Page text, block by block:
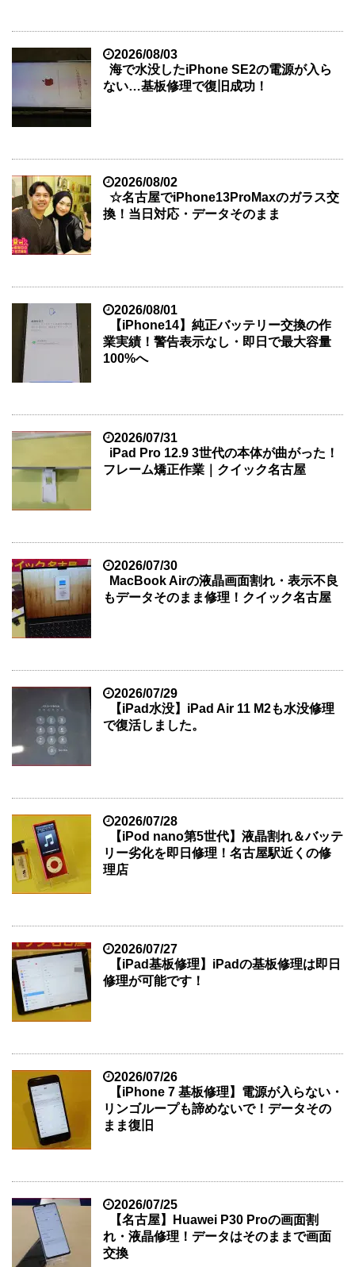
2026/08/03
海で水没したiPhone SE2の電源が入ら
ない…基板修理で復旧成功！
2026/08/02
☆名古屋でiPhone13ProMaxのガラス交
換！当日対応・データそのまま
2026/08/01
【iPhone14】純正バッテリー交換の作
業実績！警告表示なし・即日で最大容量
100%へ
2026/07/31
iPad Pro 12.9 3世代の本体が曲がった！
フレーム矯正作業｜クイック名古屋
2026/07/30
MacBook Airの液晶画面割れ・表示不良
もデータそのまま修理！クイック名古屋
2026/07/29
【iPad水没】iPad Air 11 M2も水没修理
で復活しました。
2026/07/28
【iPod nano第5世代】液晶割れ＆バッテ
リー劣化を即日修理！名古屋駅近くの修
理店
2026/07/27
【iPad基板修理】iPadの基板修理は即日
修理が可能です！
2026/07/26
【iPhone 7 基板修理】電源が入らない・
リンゴループも諦めないで！データその
まま復旧
2026/07/25
【名古屋】Huawei P30 Proの画面割
れ・液晶修理！データはそのままで画面
交換